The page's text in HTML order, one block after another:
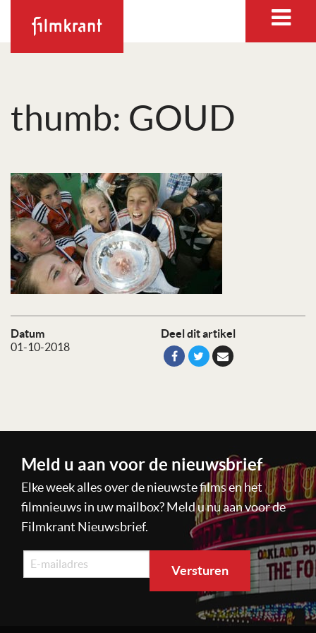
thumb: GOUD
Datum
01-10-2018
Deel dit artikel
Meld u aan voor de nieuwsbrief
Elke week alles over de nieuwste films en het
filmnieuws in uw mailbox? Meld u nu aan voor de
Filmkrant Nieuwsbrief.